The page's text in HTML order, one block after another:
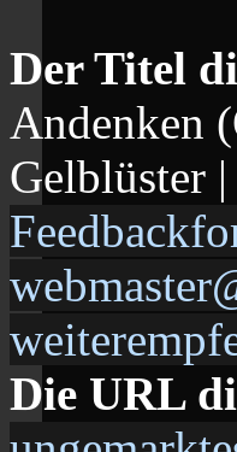
Der Titel
Andenken
Gelblüster
Die URL